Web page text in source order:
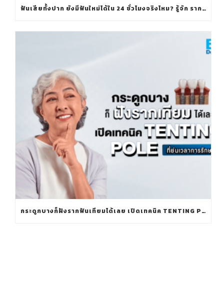
ฟันเสียทั้งปาก ยังมีฟันใหม่ได้ใน 24 ชั่วโมงจริงไหม? รู้จัก รากเทียมทั้งปาก IMMEDIATE LOADING
กระดูกบางก็ฝังรากฟันเทียมได้เลย เปิดเทคนิค TENTING POLE ที่ย่นเวลาการรักษา